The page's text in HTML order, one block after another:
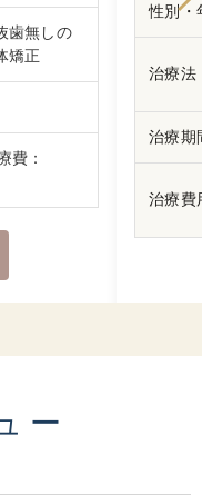
歯無しの
矯正
費：
性別・
治療法
治療期
治療費
ー